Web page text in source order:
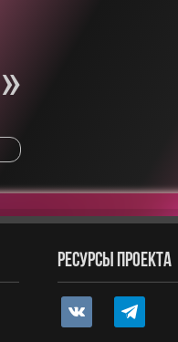
РЕСУРСЫ ПРОЕКТА
vkontaktetelegram